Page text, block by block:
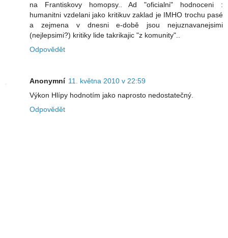
na Frantiskovy homopsy.. Ad "oficialni" hodnoceni :
humanitni vzdelani jako kritikuv zaklad je IMHO trochu pasé
a zejmena v dnesni e-době jsou nejuznavanejsimi
(nejlepsimi?) kritiky lide takrikajic "z komunity"..
Odpovědět
Anonymní 11. května 2010 v 22:59
Výkon Hlípy hodnotím jako naprosto nedostatečný.
Odpovědět